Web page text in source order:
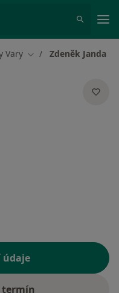
Vary Změna města
Zdeněk Janda
termín